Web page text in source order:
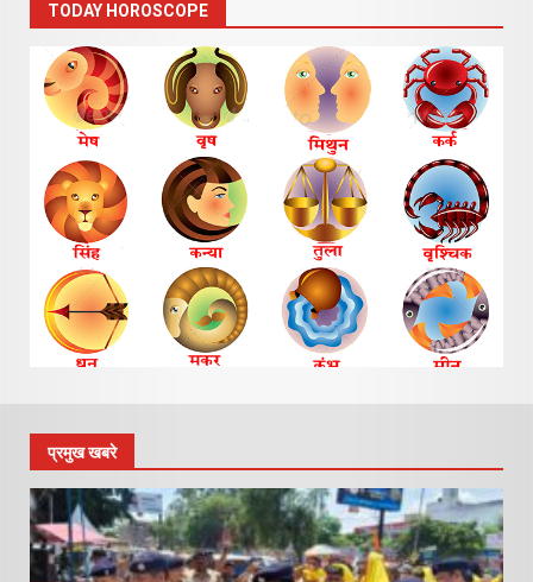
TODAY HOROSCOPE
प्रमुख खबरे